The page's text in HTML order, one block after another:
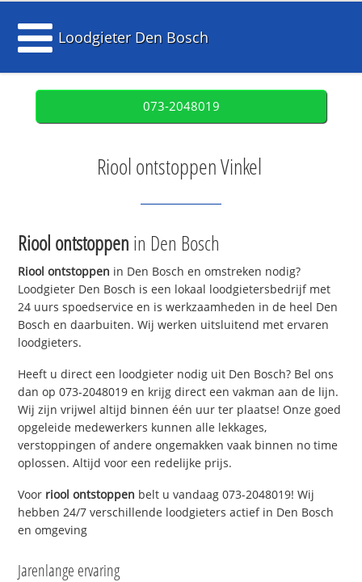
Loodgieter Den Bosch
073-2048019
Riool ontstoppen Vinkel
Riool ontstoppen in Den Bosch
Riool ontstoppen in Den Bosch en omstreken nodig?
Loodgieter Den Bosch is een lokaal loodgietersbedrijf met
24 uurs spoedservice en is werkzaamheden in de heel Den
Bosch en daarbuiten. Wij werken uitsluitend met ervaren
loodgieters.
Heeft u direct een loodgieter nodig uit Den Bosch? Bel ons
dan op 073-2048019 en krijg direct een vakman aan de lijn.
Wij zijn vrijwel altijd binnen één uur ter plaatse! Onze goed
opgeleide medewerkers kunnen alle lekkages,
verstoppingen of andere ongemakken vaak binnen no time
oplossen. Altijd voor een redelijke prijs.
Voor riool ontstoppen belt u vandaag 073-2048019! Wij
hebben 24/7 verschillende loodgieters actief in Den Bosch
en omgeving
Jarenlange ervaring